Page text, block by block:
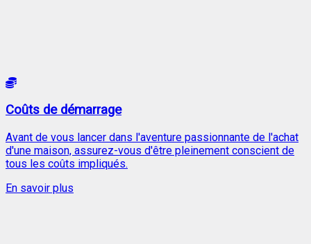
Coûts de démarrage
Avant de vous lancer dans l'aventure passionnante de l'achat
d'une maison, assurez-vous d'être pleinement conscient de
tous les coûts impliqués.
En savoir plus